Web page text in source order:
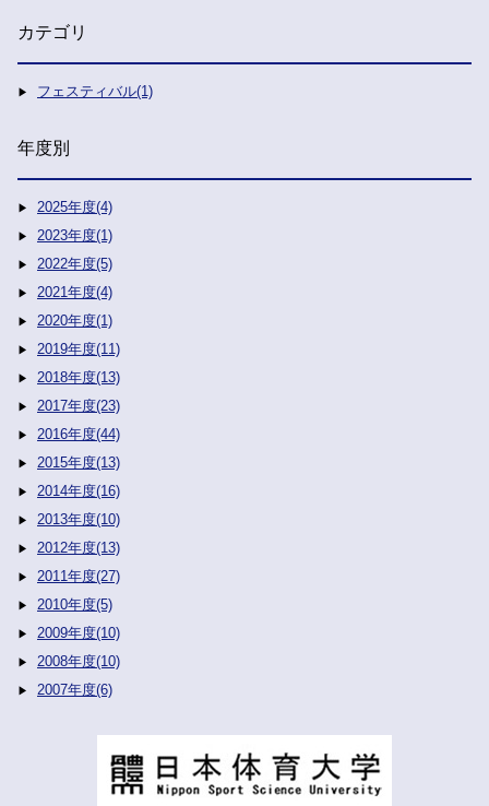
カテゴリ
フェスティバル(1)
年度別
2025年度(4)
2023年度(1)
2022年度(5)
2021年度(4)
2020年度(1)
2019年度(11)
2018年度(13)
2017年度(23)
2016年度(44)
2015年度(13)
2014年度(16)
2013年度(10)
2012年度(13)
2011年度(27)
2010年度(5)
2009年度(10)
2008年度(10)
2007年度(6)